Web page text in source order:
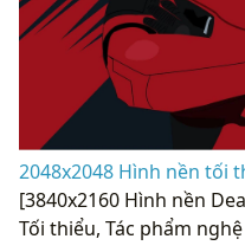
2048x2048 Hình nền tối
[3840x2160 Hình nền
Tối thiểu, Tác phẩm